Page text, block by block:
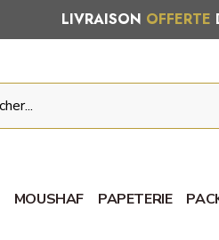
LIVRAISON OFFERTE
MOUSHAF PAPETERIE